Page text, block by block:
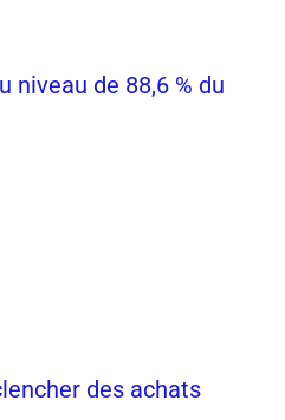
niveau de 88,6 % du
des achats